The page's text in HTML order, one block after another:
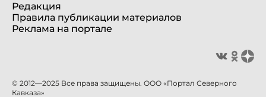
Редакция
Правила публикации материалов
Реклама на портале
© 2012—2025 Все права защищены. ООО «Портал Северного
Кавказа»